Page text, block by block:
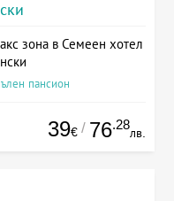
зона в Семеен хотел
пансион
39€ / 76.28
лв.